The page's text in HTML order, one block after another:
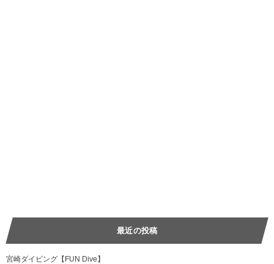
最近の投稿
宮崎ダイビング【FUN Dive】